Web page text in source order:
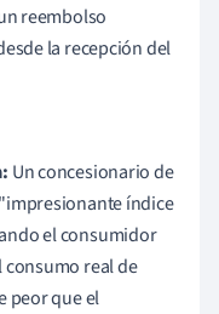
reembolso
la recepción del
Un concesionario de
índice
el consumidor
consumo real de
peor que el